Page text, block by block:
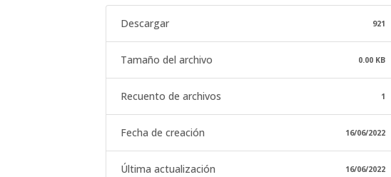
Descargar 921
Tamaño del archivo 0.00 KB
Recuento de archivos 1
Fecha de creación 16/06/2022
Última actualización 16/06/2022